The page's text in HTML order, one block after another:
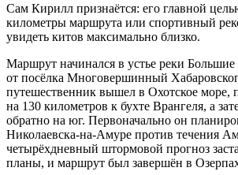
Сам Кирилл признаётся: его главной
километры маршрута или спортивный
увидеть китов максимально близко.
Маршрут начинался в устье реки
от посёлка Многовершинный
путешественник вышел в Охотское море,
на 130 километров к бухте Врангеля, а
обратно на юг. Первоначально он
Николаевска-на-Амуре против течения
четырёхдневный штормовой прогноз
планы, и маршрут был завершён в